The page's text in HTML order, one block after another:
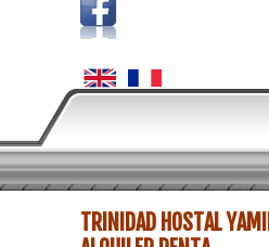
Home
La
TRINIDAD HOSTAL